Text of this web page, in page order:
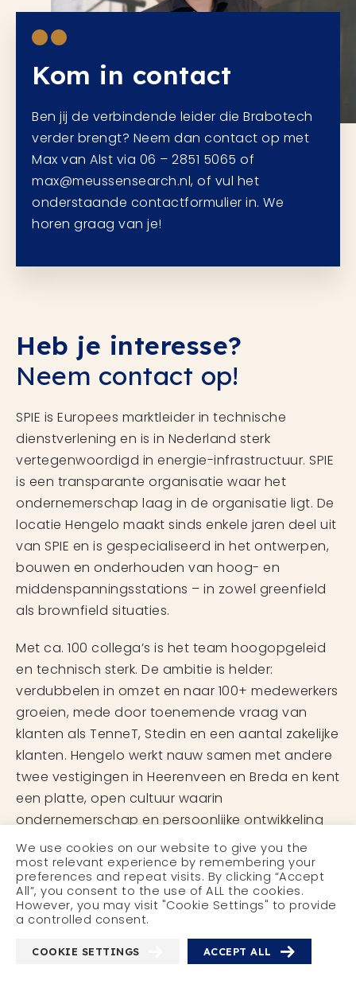
Kom in contact
Ben jij de verbindende leider die Brabotech
verder brengt? Neem dan contact op met
Max van Alst via 06 – 2851 5065 of
max@meussensearch.nl, of vul het
onderstaande contactformulier in. We
horen graag van je!
Heb je interesse?
Neem contact op!
SPIE is Europees marktleider in technische
dienstverlening en is in Nederland sterk
vertegenwoordigd in energie-infrastructuur. SPIE
is een transparante organisatie waar het
ondernemerschap laag in de organisatie ligt. De
locatie Hengelo maakt sinds enkele jaren deel uit
van SPIE en is gespecialiseerd in het ontwerpen,
bouwen en onderhouden van hoog- en
middenspanningsstations – in zowel greenfield
als brownfield situaties.
Met ca. 100 collega’s is het team hoogopgeleid
en technisch sterk. De ambitie is helder:
verdubbelen in omzet en naar 100+ medewerkers
groeien, mede door toenemende vraag van
klanten als TenneT, Stedin en een aantal zakelijke
klanten. Hengelo werkt nauw samen met andere
twee vestigingen in Heerenveen en Breda en kent
een platte, open cultuur waarin
ondernemerschap en persoonlijke ontwikkeling
worden aangemoedigd via de SPIE Academy.
Het MT waaraan je leidinggeeft bestaat uit 5
mensen, met Pieter de Kam als je leidinggevende.
Hij zet sterk in op vrijheid, vertrouwen,
ondernemerschap en openheid. Iemand om
uitstekend mee te kunnen samenwerken.
We use cookies on our website to give you the
most relevant experience by remembering your
preferences and repeat visits. By clicking “Accept
All”, you consent to the use of ALL the cookies.
However, you may visit "Cookie Settings" to provide
a controlled consent.
COOKIE SETTINGS ACCEPT ALL